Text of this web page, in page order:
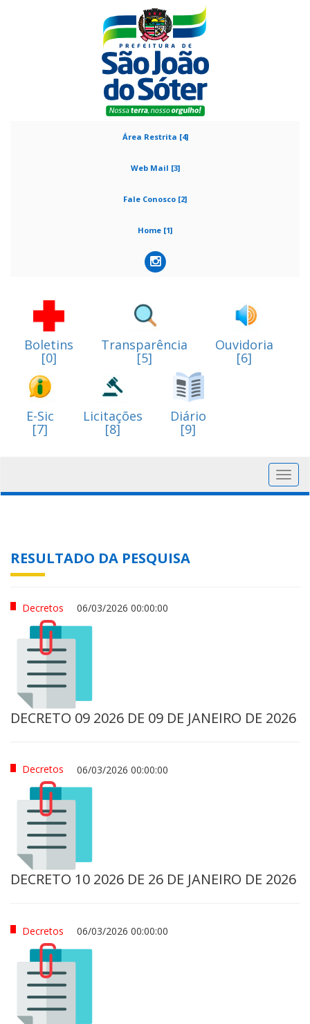
Área Restrita [4]
Web Mail [3]
Fale Conosco [2]
Home [1]
Boletins
[0]
Transparência
[5]
Ouvidoria
[6]
E-Sic
[7]
Licitações
[8]
Diário
[9]
RESULTADO DA PESQUISA
Decretos 06/03/2026 00:00:00
DECRETO 09 2026 DE 09 DE JANEIRO DE 2026
Decretos 06/03/2026 00:00:00
DECRETO 10 2026 DE 26 DE JANEIRO DE 2026
Decretos 06/03/2026 00:00:00